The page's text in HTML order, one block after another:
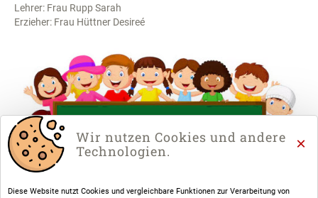
Lehrer: Frau Rupp Sarah
Erzieher: Frau Hüttner Desireé
Wir nutzen Cookies und andere
Technologien.
×
Diese Website nutzt Cookies und vergleichbare Funktionen zur Verarbeitung von